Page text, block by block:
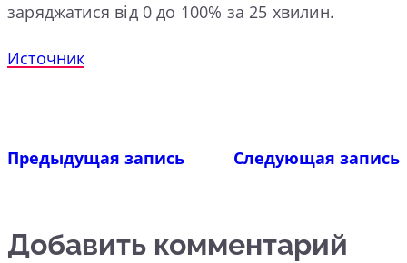
заряджатися від 0 до 100% за 25 хвилин.
Источник
Предыдущая запись Следующая запись
Добавить комментарий